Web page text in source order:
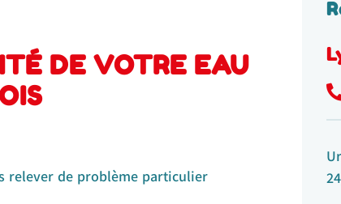
DE VOTRE EAU
relever de problème particulier